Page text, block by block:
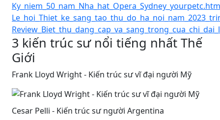
3 kiến trúc sư nổi tiếng nhất Thế
Giới
Frank Lloyd Wright - Kiến trúc sư vĩ đại người Mỹ
Cesar Pelli - Kiến trúc sư người Argentina